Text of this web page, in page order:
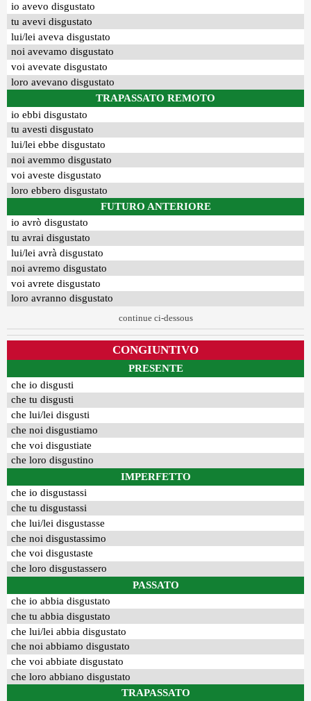
io avevo disgustato
tu avevi disgustato
lui/lei aveva disgustato
noi avevamo disgustato
voi avevate disgustato
loro avevano disgustato
TRAPASSATO REMOTO
io ebbi disgustato
tu avesti disgustato
lui/lei ebbe disgustato
noi avemmo disgustato
voi aveste disgustato
loro ebbero disgustato
FUTURO ANTERIORE
io avrò disgustato
tu avrai disgustato
lui/lei avrà disgustato
noi avremo disgustato
voi avrete disgustato
loro avranno disgustato
continue ci-dessous
CONGIUNTIVO
PRESENTE
che io disgusti
che tu disgusti
che lui/lei disgusti
che noi disgustiamo
che voi disgustiate
che loro disgustino
IMPERFETTO
che io disgustassi
che tu disgustassi
che lui/lei disgustasse
che noi disgustassimo
che voi disgustaste
che loro disgustassero
PASSATO
che io abbia disgustato
che tu abbia disgustato
che lui/lei abbia disgustato
che noi abbiamo disgustato
che voi abbiate disgustato
che loro abbiano disgustato
TRAPASSATO